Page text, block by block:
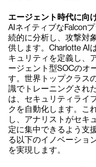
エージェント時代に向
AIネイティブなFalcon
続的に分析し、攻撃対
供します。Charlotte AI
キュリティを定義し、
ージェント型SOCのオ
す。世界トップクラス
識でトレーニングされ
は、セキュリティライ
クを自動化します。こ
し、アナリストがセキ
定に集中できるよう支
る以下のイノベーショ
を実現します。